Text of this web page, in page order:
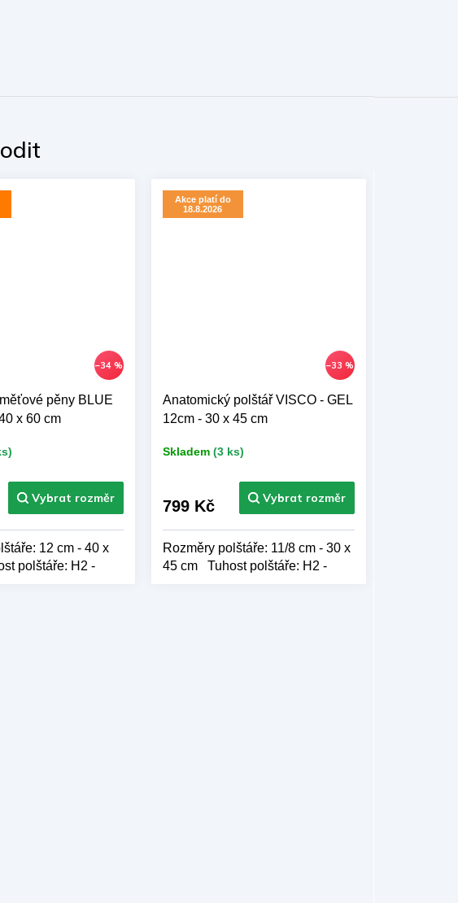
–34 %
pěny BLUE
x 60 cm
12 cm - 40 x
polštáře: H2 -
Akce platí do
18.8.2026
–33 %
Anatomický polštář VISCO - GEL
12cm - 30 x 45 cm
Skladem (3 ks)
799 Kč
Rozměry polštáře: 11/8 cm - 30 x
45 cm Tuhost polštáře: H2 -